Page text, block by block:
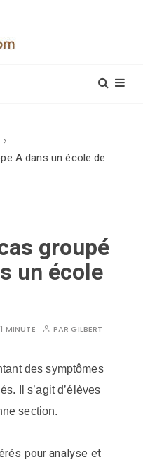
A dans un école de
groupé
un école
1 MINUTE PARGILBERT
des symptômes
Il s’agit d’élèves
section.
pour analyse et